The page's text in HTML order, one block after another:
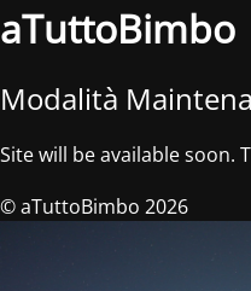
aTuttoBimbo
Modalità
Site will be available soon.
© aTuttoBimbo 2026